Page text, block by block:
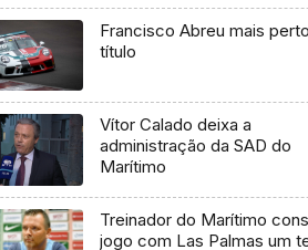
Francisco Abreu mais
título
Vítor Calado deixa a
administração da SAD do
Marítimo
Treinador do Marítimo
jogo com Las Palmas um